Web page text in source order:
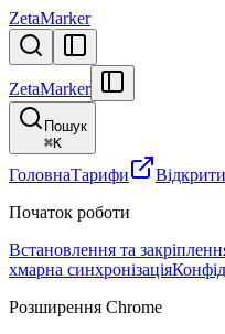
ZetaMarker
ZetaMarker
Пошук
⌘K
ГоловнаТарифи
Початок роботи
Встановлення та
хмарна синхронізація
Розширення Chrome